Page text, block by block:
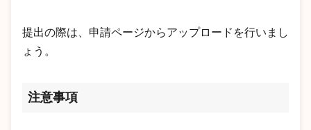
提出の際は、申請ページからアップロードを行いまし
ょう。
注意事項